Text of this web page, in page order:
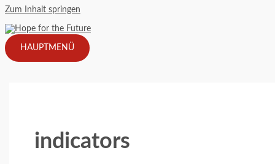
Zum Inhalt springen
HAUPTMENÜ
indicators